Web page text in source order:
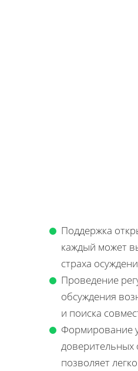
Поддержка
каждый может
страха
Проведение
обсуждения
и поиска
Формирование
позволяет